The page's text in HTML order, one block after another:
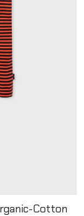
Cotton